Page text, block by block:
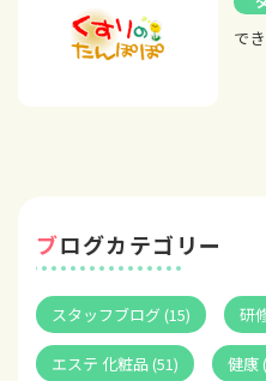
で
ブログカテゴリー
スタッフブログ (15) 研
エステ 化粧品 (51) 健康